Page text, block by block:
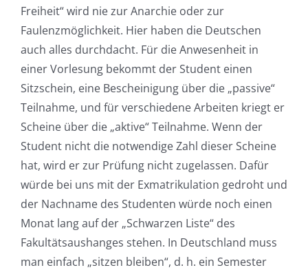
Freiheit“ wird nie zur Anarchie oder zur
Faulenzmöglichkeit. Hier haben die Deutschen
auch alles durchdacht. Für die Anwesenheit in
einer Vorlesung bekommt der Student einen
Sitzschein, eine Bescheinigung über die „passive“
Teilnahme, und für verschiedene Arbeiten kriegt er
Scheine über die „aktive“ Teilnahme. Wenn der
Student nicht die notwendige Zahl dieser Scheine
hat, wird er zur Prüfung nicht zugelassen. Dafür
würde bei uns mit der Exmatrikulation gedroht und
der Nachname des Studenten würde noch einen
Monat lang auf der „Schwarzen Liste“ des
Fakultätsaushanges stehen. In Deutschland muss
man einfach „sitzen bleiben“, d. h. ein Semester